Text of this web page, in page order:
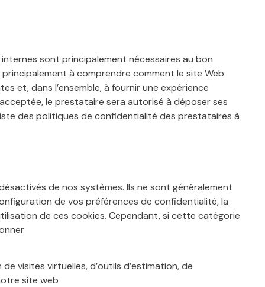
sont principalement nécessaires au bon
à comprendre comment le site Web
et, dans l’ensemble, à fournir une expérience
le prestataire sera autorisé à déposer ses
des politiques de confidentialité des prestataires à
de nos systèmes. Ils ne sont généralement
de vos préférences de confidentialité, la
de ces cookies. Cependant, si cette catégorie
visites virtuelles, d’outils d’estimation, de
site web